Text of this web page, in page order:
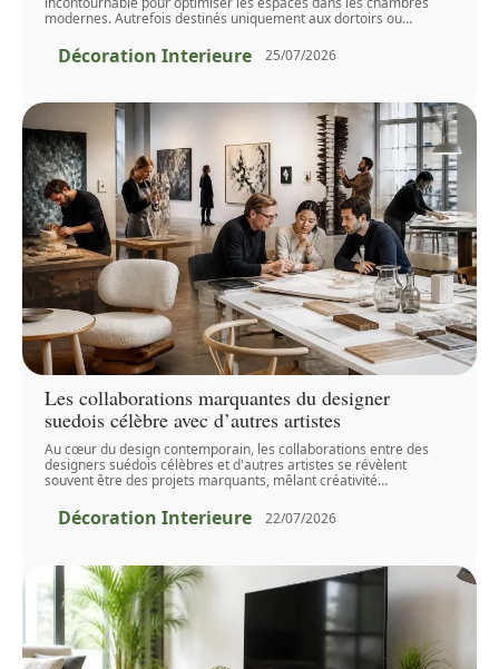
modernes. Autrefois destinés uniquement aux dortoirs ou…
Décoration Interieure 25/07/2026
Les collaborations marquantes du designer
suedois célèbre avec d’autres artistes
Au cœur du design contemporain, les collaborations entre des
designers suédois célèbres et d'autres artistes se révèlent
souvent être des projets marquants, mêlant créativité…
Décoration Interieure 22/07/2026